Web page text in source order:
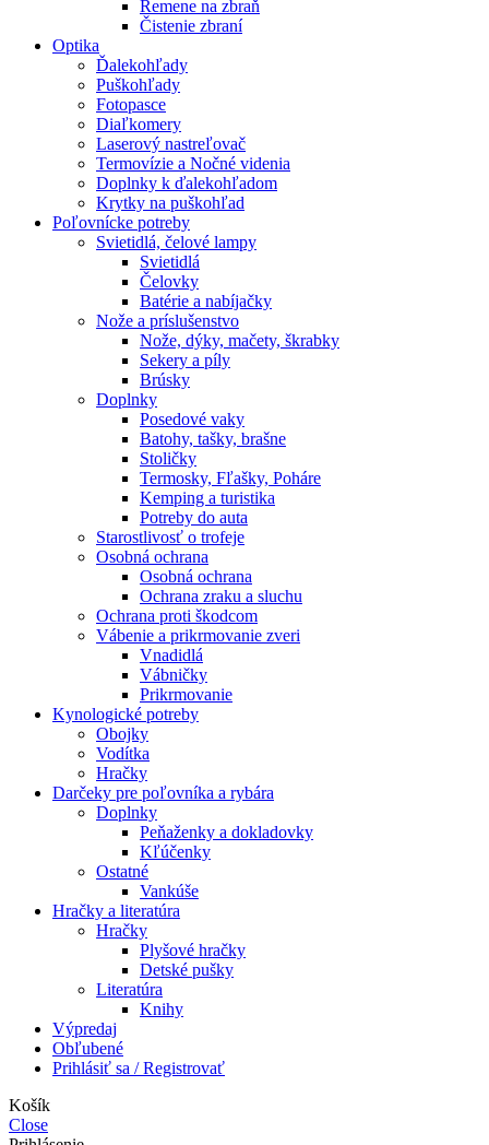
Remene na zbraň
Čistenie zbraní
Optika
Ďalekohľady
Puškohľady
Fotopasce
Diaľkomery
Laserový nastreľovač
Termovízie a Nočné videnia
Doplnky k ďalekohľadom
Krytky na puškohľad
Poľovnícke potreby
Svietidlá, čelové lampy
Svietidlá
Čelovky
Batérie a nabíjačky
Nože a príslušenstvo
Nože, dýky, mačety, škrabky
Sekery a píly
Brúsky
Doplnky
Posedové vaky
Batohy, tašky, brašne
Stoličky
Termosky, Fľašky, Poháre
Kemping a turistika
Potreby do auta
Starostlivosť o trofeje
Osobná ochrana
Osobná ochrana
Ochrana zraku a sluchu
Ochrana proti škodcom
Vábenie a prikrmovanie zveri
Vnadidlá
Vábničky
Prikrmovanie
Kynologické potreby
Obojky
Vodítka
Hračky
Darčeky pre poľovníka a rybára
Doplnky
Peňaženky a dokladovky
Kľúčenky
Ostatné
Vankúše
Hračky a literatúra
Hračky
Plyšové hračky
Detské pušky
Literatúra
Knihy
Výpredaj
Obľubené
Prihlásiť sa / Registrovať
Košík
Close